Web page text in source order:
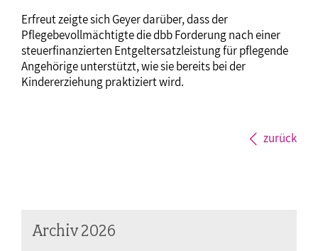
Erfreut zeigte sich Geyer darüber, dass der
Pflegebevollmächtigte die dbb Forderung nach einer
steuerfinanzierten Entgeltersatzleistung für pflegende
Angehörige unterstützt, wie sie bereits bei der
Kindererziehung praktiziert wird.
zurück
Archiv 2026